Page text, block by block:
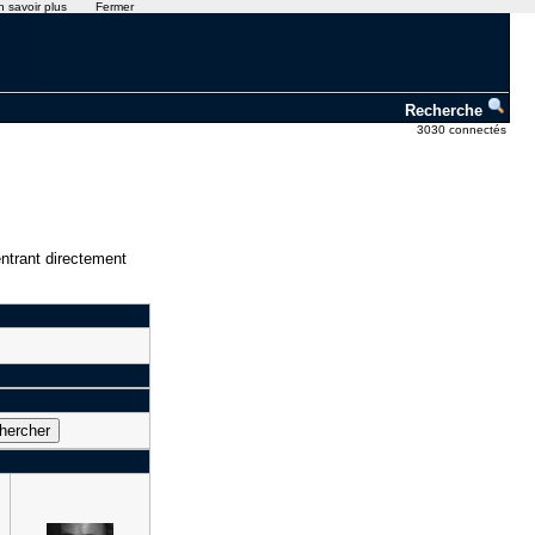
Recherche
3030 connectés
directement
savoir plus Fermer